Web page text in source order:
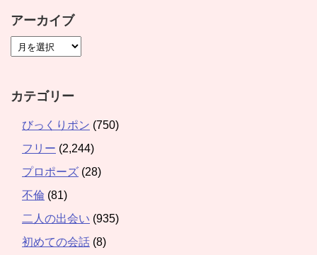
アーカイブ
カテゴリー
びっくりポン (750)
フリー (2,244)
プロポーズ (28)
不倫 (81)
二人の出会い (935)
初めての会話 (8)